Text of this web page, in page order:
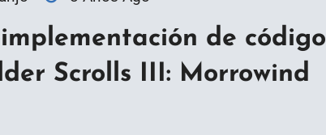
de código
Scrolls III: Morrowind